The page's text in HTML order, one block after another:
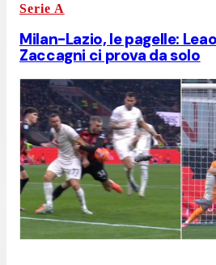
Serie A
Milan-Lazio, le pagelle:
Zaccagni ci prova da solo